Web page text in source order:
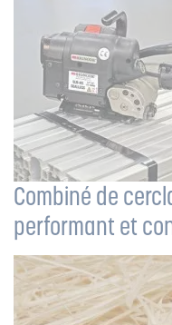
Combiné de
performant et